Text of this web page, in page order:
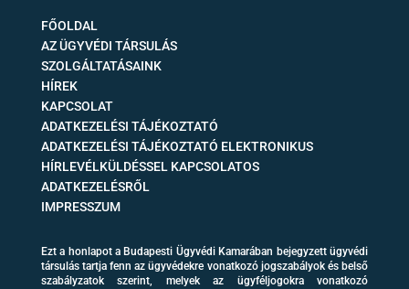
FŐOLDAL
AZ ÜGYVÉDI TÁRSULÁS
SZOLGÁLTATÁSAINK
HÍREK
KAPCSOLAT
ADATKEZELÉSI TÁJÉKOZTATÓ
ADATKEZELÉSI TÁJÉKOZTATÓ ELEKTRONIKUS
HÍRLEVÉLKÜLDÉSSEL KAPCSOLATOS
ADATKEZELÉSRŐL
IMPRESSZUM
Ezt a honlapot a Budapesti Ügyvédi Kamarában bejegyzett ügyvédi
társulás tartja fenn az ügyvédekre vonatkozó jogszabályok és belső
szabályzatok szerint, melyek az ügyféljogokra vonatkozó